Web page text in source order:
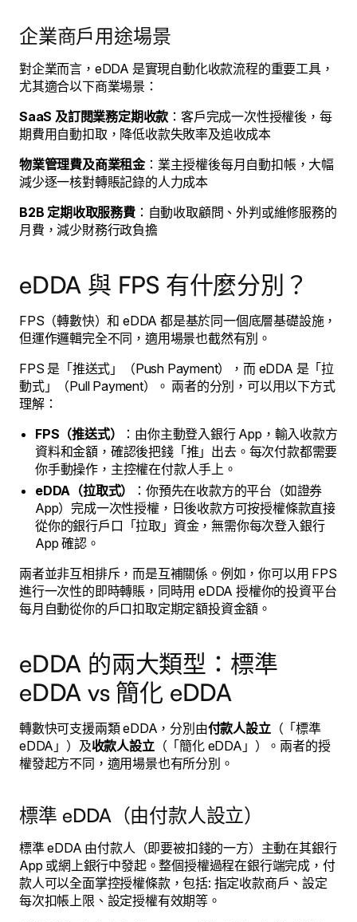
企業商戶用途場景
對企業而言，eDDA 是實現自動化收款流程的重要工具，
尤其適合以下商業場景：
SaaS 及訂閱業務定期收款 ：客戶完成一次性授權後，每
期費用自動扣取，降低收款失敗率及追收成本
物業管理費及商業租金：業主授權後每月自動扣帳，大幅
減少逐一核對轉賬記錄的人力成本
B2B 定期收取服務費：自動收取顧問、外判或維修服務的
月費，減少財務行政負擔
eDDA 與 FPS 有什麼分別？
FPS（轉數快）和 eDDA 都是基於同一個底層基礎設施，
但運作邏輯完全不同，適用場景也截然有別。
FPS 是「推送式」（Push Payment），而 eDDA 是「拉
動式」（Pull Payment）。 兩者的分別，可以用以下方式
理解：
FPS（推送式）
：由你主動登入銀行 App，輸入收款方
資料和金額，確認後把錢「推」出去。每次付款都需要
你手動操作，主控權在付款人手上。
eDDA（拉取式）
：你預先在收款方的平台（如證券
App）完成一次性授權，日後收款方可按授權條款直接
從你的銀行戶口「拉取」資金，無需你每次登入銀行
App 確認。
兩者並非互相排斥，而是互補關係。例如，你可以用 FPS
進行一次性的即時轉賬，同時用 eDDA 授權你的投資平台
每月自動從你的戶口扣取定期定額投資金額。
eDDA 的兩大類型：標準
eDDA vs 簡化 eDDA
轉數快可支援兩類 eDDA，分別由付款人設立（「標準
eDDA」）及收款人設立（「簡化 eDDA」）。兩者的授
權發起方不同，適用場景也有所分別。
標準 eDDA（由付款人設立）
標準 eDDA 由付款人（即要被扣錢的一方）主動在其銀行
App 或網上銀行中發起。整個授權過程在銀行端完成，付
款人可以全面掌控授權條款，包括: 指定收款商戶、設定
每次扣帳上限、設定授權有效期等。